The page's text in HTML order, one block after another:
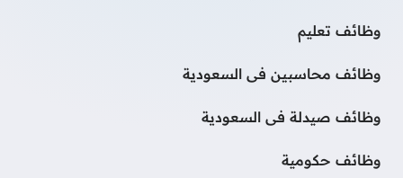
وظائف تعليم
وظائف محاسبين فى السعودية
وظائف صيدلة فى السعودية
وظائف حكومية